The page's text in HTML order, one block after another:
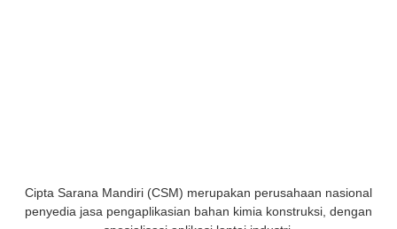
Cipta Sarana Mandiri (CSM) merupakan perusahaan nasional
penyedia jasa pengaplikasian bahan kimia konstruksi, dengan